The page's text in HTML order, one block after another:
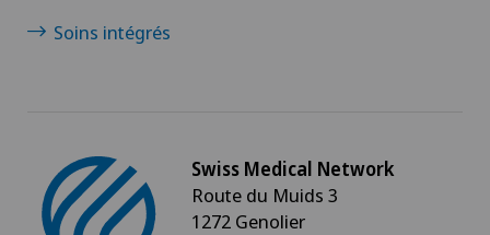
Soins intégrés
Swiss Medical Network
Route du Muids 3
1272 Genolier